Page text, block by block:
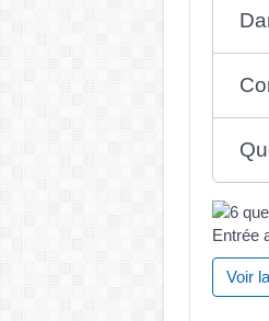
Entrée
Voir